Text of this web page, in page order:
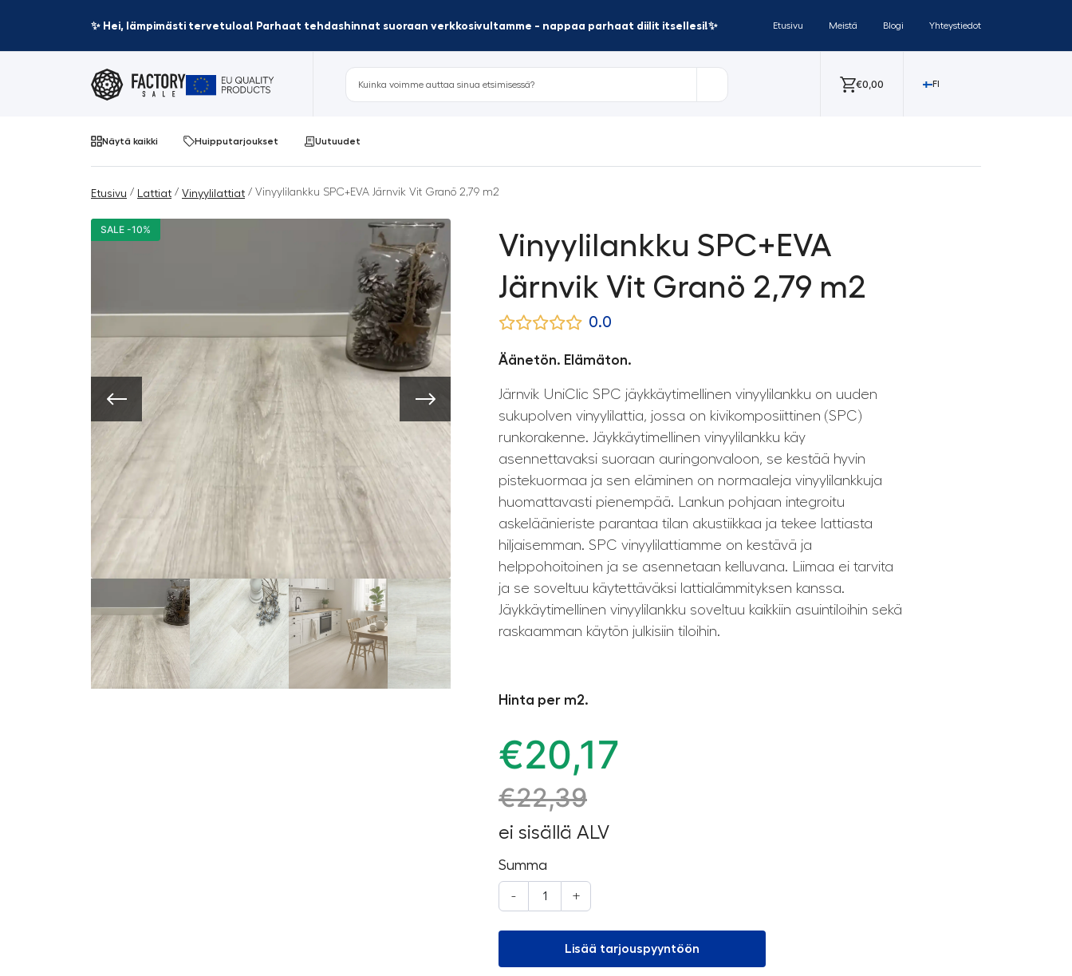
✨ Hei, lämpimästi tervetuloa! Parhaat tehdashinnat suoraan verkkosivultamme - nappaa parhaat diilit itsellesi!✨ Etusivu Meistä Blogi Yhteystiedot
€0,00 FI
Näytä kaikki Huipputarjoukset Uutuudet
Etusivu / Lattiat / Vinyylilattiat / Vinyylilankku SPC+EVA Järnvik Vit Granö 2,79 m2
SALE -10%
Vinyylilankku SPC+EVA
Järnvik Vit Granö 2,79 m2
0.0
Äänetön. Elämäton.
Järnvik UniClic SPC jäykkäytimellinen vinyylilankku on uuden
sukupolven vinyylilattia, jossa on kivikomposiittinen (SPC)
runkorakenne. Jäykkäytimellinen vinyylilankku käy
asennettavaksi suoraan auringonvaloon, se kestää hyvin
pistekuormaa ja sen eläminen on normaaleja vinyylilankkuja
huomattavasti pienempää. Lankun pohjaan integroitu
askeläänieriste parantaa tilan akustiikkaa ja tekee lattiasta
hiljaisemman. SPC vinyylilattiamme on kestävä ja
helppohoitoinen ja se asennetaan kelluvana. Liimaa ei tarvita
ja se soveltuu käytettäväksi lattialämmityksen kanssa.
Jäykkäytimellinen vinyylilankku soveltuu kaikkiin asuintiloihin sekä
raskaamman käytön julkisiin tiloihin.
Hinta per m2.
€20,17
€22,39
ei sisällä ALV
Summa
- +
Lisää tarjouspyyntöön